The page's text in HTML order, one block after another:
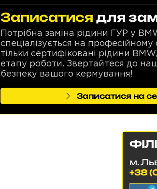
Записатися для
Потрібна заміна рідини ГУР у
спеціалізується на
тільки сертифіковані рідини
етапу роботи. Звертайтеся до
безпеку вашого кермування!
Записатися на
м.
+38